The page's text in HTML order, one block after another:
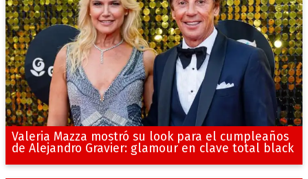
Valeria Mazza mostró su look para el cumpleaños
de Alejandro Gravier: glamour en clave total black